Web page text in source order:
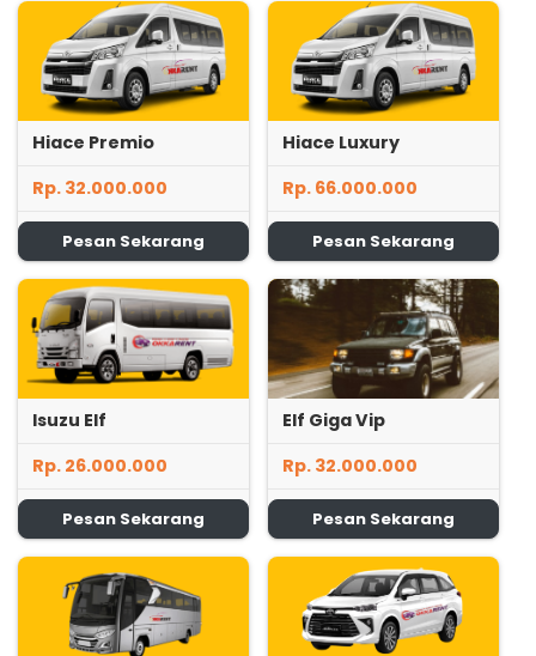
Hiace Premio
Rp. 32.000.000
Pesan Sekarang
Hiace Luxury
Rp. 66.000.000
Pesan Sekarang
Isuzu Elf
Rp. 26.000.000
Pesan Sekarang
Elf Giga Vip
Rp. 32.000.000
Pesan Sekarang